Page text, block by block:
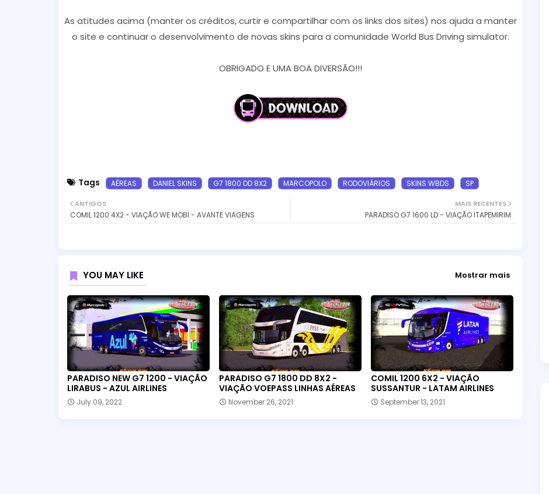
As atitudes acima (manter os créditos, curtir e compartilhar com os links dos sites) nos ajuda a manter
o site e continuar o desenvolvimento de novas skins para a comunidade World Bus Driving simulator.
OBRIGADO E UMA BOA DIVERSÃO!!!
Tags AÉREAS DANIEL SKINS G7 1800 DD 8X2 MARCOPOLO RODOVIÁRIOS SKINS WBDS SP
MAIS RECENTES
PARADISO G7 1600 LD - VIAÇÃO ITAPEMIRIM
ANTIGOS
COMIL 1200 4X2 - VIAÇÃO WE MOBI - AVANTE VIAGENS
YOU MAY LIKE Mostrar mais
PARADISO NEW G7 1200 - VIAÇÃO
LIRABUS - AZUL AIRLINES
July 09, 2022
PARADISO G7 1800 DD 8X2 -
VIAÇÃO VOEPASS LINHAS AÉREAS
November 26, 2021
COMIL 1200 6X2 - VIAÇÃO
SUSSANTUR - LATAM AIRLINES
September 13, 2021